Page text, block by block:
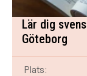
Lär dig
Göteborg
Plats: